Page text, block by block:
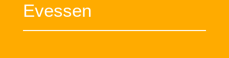
Evessen